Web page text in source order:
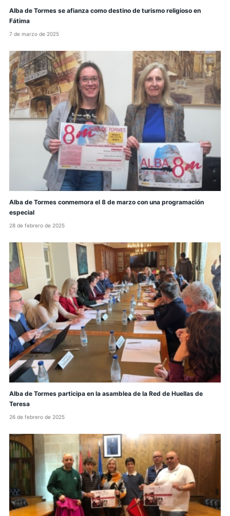
Alba de Tormes se afianza como destino de turismo religioso en
Fátima
7 de marzo de 2025
Alba de Tormes conmemora el 8 de marzo con una programación
especial
28 de febrero de 2025
Alba de Tormes participa en la asamblea de la Red de Huellas de
Teresa
26 de febrero de 2025